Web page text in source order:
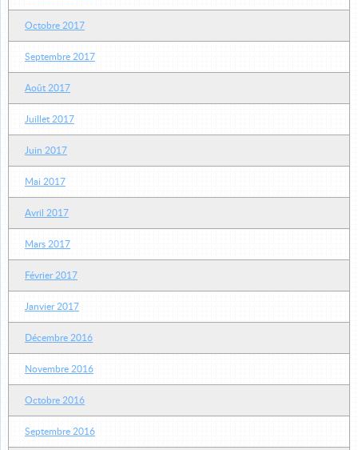
Octobre 2017
Septembre 2017
Août 2017
Juillet 2017
Juin 2017
Mai 2017
Avril 2017
Mars 2017
Février 2017
Janvier 2017
Décembre 2016
Novembre 2016
Octobre 2016
Septembre 2016